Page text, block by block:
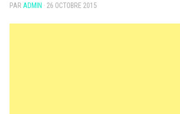
PAR ADMIN · 26 OCTOBRE 2015